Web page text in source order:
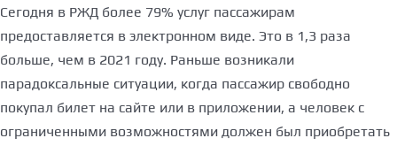
Сегодня в РЖД более 79% услуг пассажирам
предоставляется в электронном виде. Это в 1,3 раза
больше, чем в 2021 году. Раньше возникали
парадоксальные ситуации, когда пассажир свободно
покупал билет на сайте или в приложении, а человек с
ограниченными возможностями должен был приобретать